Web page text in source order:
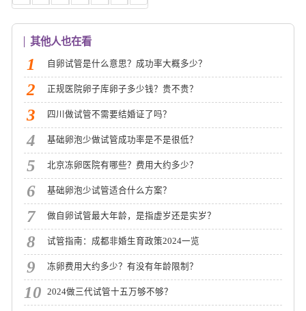
其他人也在看
1 自卵试管是什么意思？成功率大概多少？
2 正规医院卵子库卵子多少钱？贵不贵？
3 四川做试管不需要结婚证了吗？
4 基础卵泡少做试管成功率是不是很低？
5 北京冻卵医院有哪些？费用大约多少？
6 基础卵泡少试管适合什么方案？
7 做自卵试管最大年龄，是指虚岁还是实岁？
8 试管指南：成都非婚生育政策2024一览
9 冻卵费用大约多少？有没有年龄限制？
10 2024做三代试管十五万够不够？